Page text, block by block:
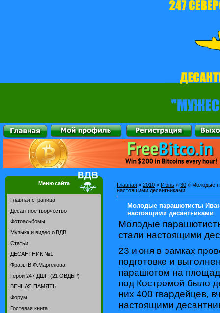
|
Меню сайта
Главная страница
Десантное творчество
Фотоальбомы
Музыка и видео о ВДВ
Статьи
ДЕСАНТНИК №1
Фразы В.Ф.Маргелова
Герои 247 ДШП (21 ОВДБР)
ВЕЧНАЯ ПАМЯТЬ
Форум
Гостевая книга
Главная » 2010 » Июнь » 30 » Молодые
настоящими десантниками
Молодые парашютисты
настоящими десантниками
Молодые
стали настоящими
23 июня в рамках
подготовке и
парашютом на
под Костромой было
них 400 гвардейцев,
настоящими